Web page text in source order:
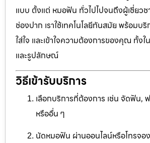
แบบ ตั้งแต่ หมอฟัน ทั่วไปไปจนถึงผู้เชี่ยว
ช่องปาก เราใช้เทคโนโลยีทันสมัย พร้อมบ
ใส่ใจ และเข้าใจความต้องการของคุณ ทั้ง
และรูปลักษณ์
วิธีเข้ารับบริการ
เลือกบริการที่ต้องการ เช่น จัดฟัน
หรืออื่น ๆ
นัดหมอฟัน ผ่านออนไลน์หรือโทรจอง